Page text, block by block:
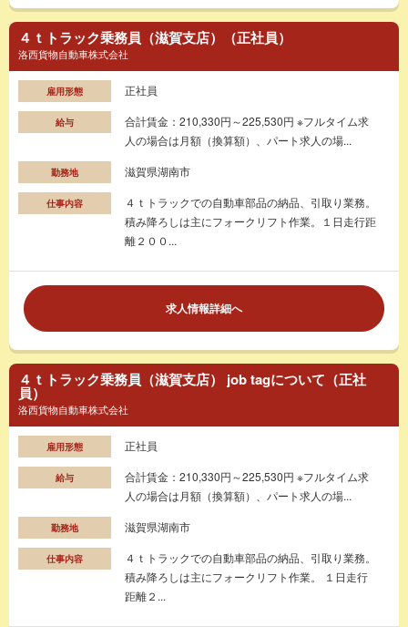
４ｔトラック乗務員（滋賀支店）（正社員）
洛西貨物自動車株式会社
雇用形態 正社員
給与
合計賃金：210,330円～225,530円 ※フルタイム求
人の場合は月額（換算額）、パート求人の場...
勤務地 滋賀県湖南市
仕事内容
４ｔトラックでの自動車部品の納品、引取り業務。
積み降ろしは主にフォークリフト作業。１日走行距
離２００...
求人情報詳細へ
４ｔトラック乗務員（滋賀支店） job tagについて（正社
員）
洛西貨物自動車株式会社
雇用形態 正社員
給与
合計賃金：210,330円～225,530円 ※フルタイム求
人の場合は月額（換算額）、パート求人の場...
勤務地 滋賀県湖南市
仕事内容
４ｔトラックでの自動車部品の納品、引取り業務。
積み降ろしは主にフォークリフト作業。 １日走行
距離２...